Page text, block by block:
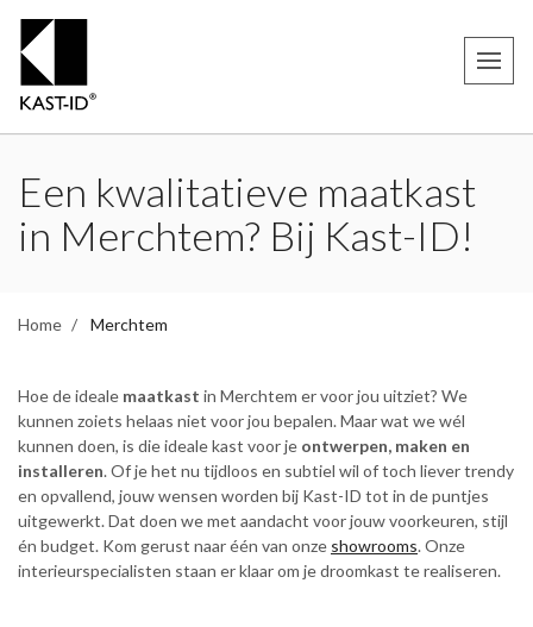
Een kwalitatieve maatkast
in Merchtem? Bij Kast-ID!
Home Merchtem
Hoe de ideale maatkast in Merchtem er voor jou uitziet? We
kunnen zoiets helaas niet voor jou bepalen. Maar wat we wél
kunnen doen, is die ideale kast voor je ontwerpen, maken en
installeren. Of je het nu tijdloos en subtiel wil of toch liever trendy
en opvallend, jouw wensen worden bij Kast-ID tot in de puntjes
uitgewerkt. Dat doen we met aandacht voor jouw voorkeuren, stijl
én budget. Kom gerust naar één van onze showrooms. Onze
interieurspecialisten staan er klaar om je droomkast te realiseren.